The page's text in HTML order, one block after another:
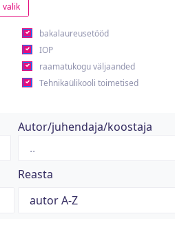
valik
bakalaureusetööd
IOP
raamatukogu väljaanded
Tehnikaülikooli toimetised
Autor/juhendaja/koostaja
Reasta